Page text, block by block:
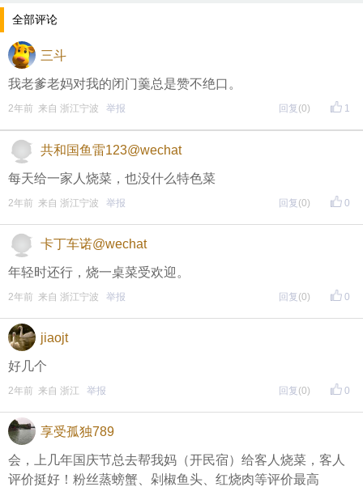
• 福利时间
每晚20:00准时开始！
红包帖分享此帖至朋友圈或好友，有机会获得更多红
包。
• 参与方式
一、评论主题内容即可领取红包！
（必须在手机客户端参与哦！请注意下方参与方式
↓）
方式一：iOS已经上线，请大家在苹果手机APP Store页
面搜索下载
方式二 ：安卓系统已经上线，请大家在安卓应用市场
页面搜索下载
东方热线APP新版本功能具体可参见【
全新上线！这些新功能你了解吗？ 】指南，点击链接打开，
全部评论
三斗
我老爹老妈对我的闭门羹总是赞不绝口。
1
2年前 来自 浙江宁波 举报 回复 (0)
共和国鱼雷123@wechat
每天给一家人烧菜，也没什么特色菜
0
2年前 来自 浙江宁波 举报 回复 (0)
卡丁车诺@wechat
年轻时还行，烧一桌菜受欢迎。
0
2年前 来自 浙江宁波 举报 回复 (0)
jiaojt
好几个
0
2年前 来自 浙江 举报 回复 (0)
享受孤独789
会，上几年国庆节总去帮我妈（开民宿）给客人烧菜，客人
评价挺好！粉丝蒸螃蟹、剁椒鱼头、红烧肉等评价最高